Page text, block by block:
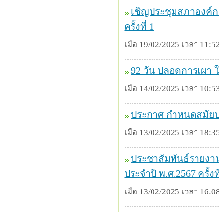
เชิญประชุมสภาองค์
ครั้งที่ 1
เมื่อ 19/02/2025 เวลา
92 วัน ปลอดการเผา
เมื่อ 14/02/2025 เวลา
ประกาศ กำหนดสมัย
เมื่อ 13/02/2025 เวลา
ประชาสัมพันธ์รายง
ประจำปี พ.ศ.2567 ครั้ง
เมื่อ 13/02/2025 เวลา